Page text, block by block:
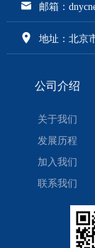
邮箱：
地址：北京
公司介绍
关于我们
发展历程
加入我们
联系我们